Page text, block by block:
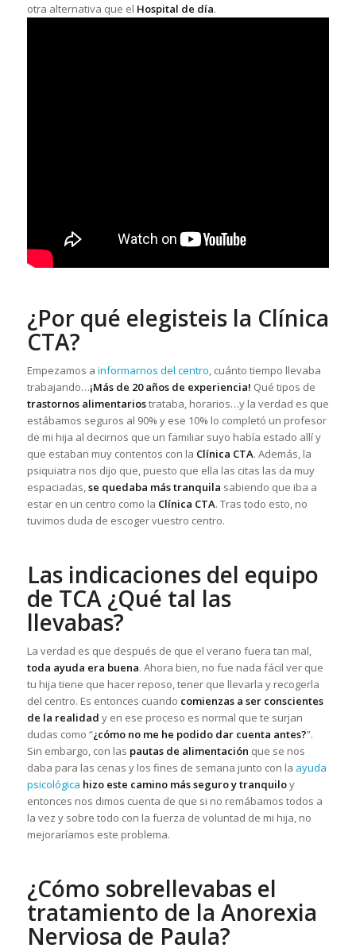
otra alternativa que el Hospital de día.
¿Por qué elegisteis la Clínica
CTA?
Empezamos a informarnos del centro, cuánto tiempo llevaba
trabajando…¡Más de 20 años de experiencia! Qué tipos de
trastornos alimentariostrataba, horarios…y la verdad es que
estábamos seguros al 90% y ese 10% lo completó un profesor
de mi hija al decirnos que un familiar suyo había estado allí y
que estaban muy contentos con la Clínica CTA. Además, la
psiquiatra nos dijo que, puesto que ella las citas las da muy
espaciadas,se quedaba más tranquila sabiendo que iba a
estar en un centro como la Clínica CTA. Tras todo esto, no
tuvimos duda de escoger vuestro centro.
Las indicaciones del equipo
de TCA ¿Qué tal las
llevabas?
La verdad es que después de que el verano fuera tan mal,
toda ayuda era buena. Ahora bien, no fue nada fácil ver que
tu hija tiene que hacer reposo, tener que llevarla y recogerla
del centro. Es entonces cuando comienzas a ser conscientes
de la realidad y en ese proceso es normal que te surjan
dudas como “¿cómo no me he podido dar cuenta antes?”.
Sin embargo, con las pautas de alimentación que se nos
daba para las cenas y los fines de semana junto con la ayuda
psicológica hizo este camino más seguro y tranquiloy
entonces nos dimos cuenta de que si no remábamos todos a
la vez y sobre todo con la fuerza de voluntad de mi hija, no
mejoraríamos este problema.
¿Cómo sobrellevabas el
tratamiento de la Anorexia
Nerviosa de Paula?